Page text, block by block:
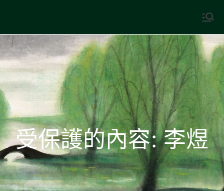
content
中國古典文學
受保護的內容: 李煜